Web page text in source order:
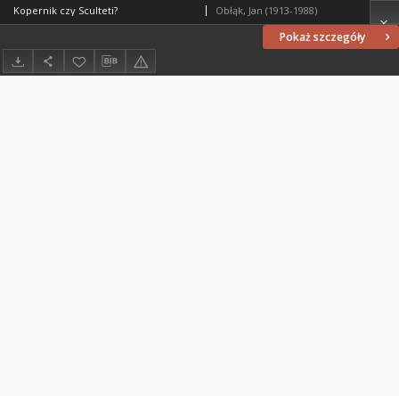
Pokaż szczegóły
Kopernik czy Sculteti? Obłąk, Jan (1913-1988)